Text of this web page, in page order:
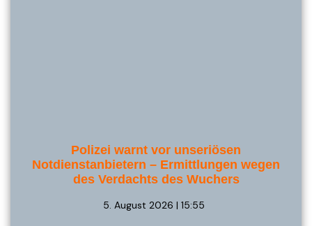
Polizei warnt vor unseriösen
Notdienstanbietern – Ermittlungen wegen
des Verdachts des Wuchers
5. August 2026 | 15:55